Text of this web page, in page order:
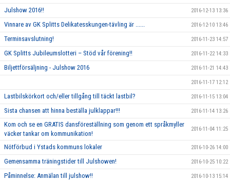
Julshow 2016!! 2016-12-13 13:36
Vinnare av GK Splitts Delikatesskungen-tävling är ...... 2016-12-10 13:46
Terminsavslutning! 2016-11-23 14:57
GK Splitts Jubileumslotteri – Stöd vår förening!! 2016-11-22 14:33
Biljettförsäljning - Julshow 2016 2016-11-21 14:43
2016-11-17 12:12
Lastbilskörkort och/eller tillgång till täckt lastbil? 2016-11-15 13:04
Sista chansen att hinna beställa julklappar!!! 2016-11-14 13:26
Kom och se en GRATIS dansföreställning som genom ett språkmyller
väcker tankar om kommunikation!
2016-11-04 11:25
Nötförbud i Ystads kommuns lokaler 2016-10-26 14:00
Gemensamma träningstider till Julshowen! 2016-10-25 10:22
Påminnelse: Anmälan till julshow!! 2016-10-13 15:14